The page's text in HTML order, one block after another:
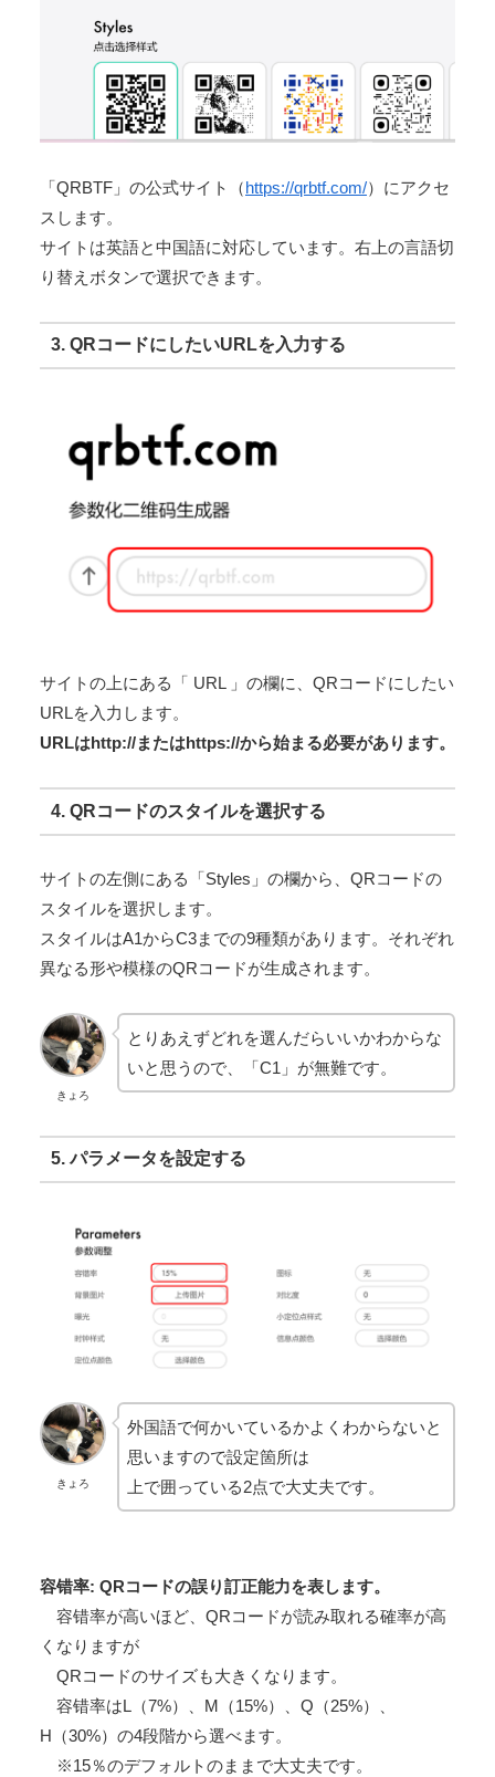
「QRBTF」の公式サイト（https://qrbtf.com/）にアクセ
スします。
サイトは英語と中国語に対応しています。右上の言語切
り替えボタンで選択できます。
3. QRコードにしたいURLを入力する
サイトの上にある「 URL 」の欄に、QRコードにしたい
URLを入力します。
URLはhttp://またはhttps://から始まる必要があります。
4. QRコードのスタイルを選択する
サイトの左側にある「Styles」の欄から、QRコードの
スタイルを選択します。
スタイルはA1からC3までの9種類があります。それぞれ
異なる形や模様のQRコードが生成されます。
きょろ
とりあえずどれを選んだらいいかわからな
いと思うので、「C1」が無難です。
5. パラメータを設定する
きょろ
外国語で何かいているかよくわからないと
思いますので設定箇所は
上で囲っている2点で大丈夫です。
容错率: QRコードの誤り訂正能力を表します。
容错率が高いほど、QRコードが読み取れる確率が高
くなりますが
QRコードのサイズも大きくなります。
容错率はL（7%）、M（15%）、Q（25%）、
H（30%）の4段階から選べます。
※15％のデフォルトのままで大丈夫です。